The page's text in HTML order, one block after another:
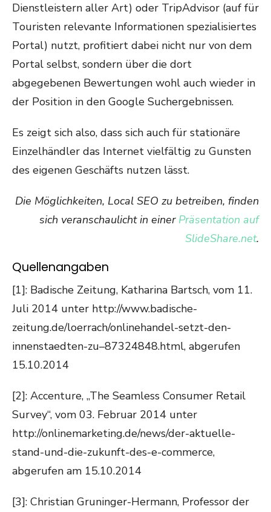
Dienstleistern aller Art) oder TripAdvisor (auf für
Touristen relevante Informationen spezialisiertes
Portal) nutzt, profitiert dabei nicht nur von dem
Portal selbst, sondern über die dort
abgegebenen Bewertungen wohl auch wieder in
der Position in den Google Suchergebnissen.
Es zeigt sich also, dass sich auch für stationäre
Einzelhändler das Internet vielfältig zu Gunsten
des eigenen Geschäfts nutzen lässt.
Die Möglichkeiten, Local SEO zu betreiben, finden
sich veranschaulicht in einer Präsentation auf
SlideShare.net.
Quellenangaben
[1]: Badische Zeitung, Katharina Bartsch, vom 11.
Juli 2014 unter http://www.badische-
zeitung.de/loerrach/onlinehandel-setzt-den-
innenstaedten-zu–87324848.html, abgerufen
15.10.2014
[2]: Accenture, „The Seamless Consumer Retail
Survey“, vom 03. Februar 2014 unter
http://onlinemarketing.de/news/der-aktuelle-
stand-und-die-zukunft-des-e-commerce,
abgerufen am 15.10.2014
[3]: Christian Gruninger-Hermann, Professor der